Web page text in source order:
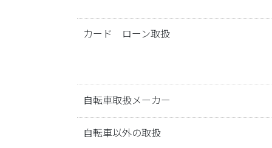
カード ローン取扱
自転車取扱メーカー
自転車以外の取扱